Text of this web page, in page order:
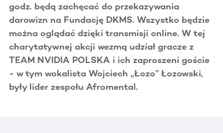
godz. będą zachęcać do przekazywania
darowizn na Fundację DKMS. Wszystko będzie
można oglądać dzięki transmisji online. W tej
charytatywnej akcji wezmą udział gracze z
TEAM NVIDIA POLSKA i ich zaproszeni goście
- w tym wokalista Wojciech „Łozo” Łozowski,
były lider zespołu Afromental.